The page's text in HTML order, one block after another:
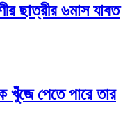
ছাত্রীর ৬মাস যাবত
খুঁজে পেতে পারে তার